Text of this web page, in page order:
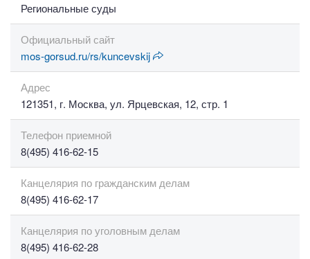
Региональные суды
Официальный сайт
mos-gorsud.ru/rs/kuncevskij
Адрес
121351, г. Москва, ул. Ярцевская, 12, стр. 1
Телефон приемной
8(495) 416-62-15
Канцелярия по гражданским делам
8(495) 416-62-17
Канцелярия по уголовным делам
8(495) 416-62-28